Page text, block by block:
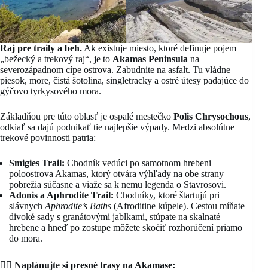
Raj pre traily a beh. Ak existuje miesto, ktoré definuje pojem
„bežecký a trekový raj“, je to Akamas Peninsula na
severozápadnom cípe ostrova. Zabudnite na asfalt. Tu vládne
piesok, more, čistá šotolina, singletracky a ostré útesy padajúce do
gýčovo tyrkysového mora.
Základňou pre túto oblasť je ospalé mestečko Polis Chrysochous,
odkiaľ sa dajú podnikať tie najlepšie výpady. Medzi absolútne
trekové povinnosti patria:
Smigies Trail: Chodník vedúci po samotnom hrebeni
poloostrova Akamas, ktorý otvára výhľady na obe strany
pobrežia súčasne a viaže sa k nemu legenda o Stavrosovi.
Adonis a Aphrodite Trail: Chodníky, ktoré štartujú pri
slávnych Aphrodite’s Baths (Afroditine kúpele). Cestou míňate
divoké sady s granátovými jablkami, stúpate na skalnaté
hrebene a hneď po zostupe môžete skočiť rozhorúčení priamo
do mora.
🏃‍♂️ Naplánujte si presné trasy na Akamase: